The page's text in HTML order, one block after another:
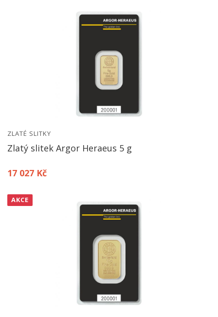
ZLATÉ SLITKY
Zlatý slitek Argor Heraeus 5 g
17 027 Kč
AKCE